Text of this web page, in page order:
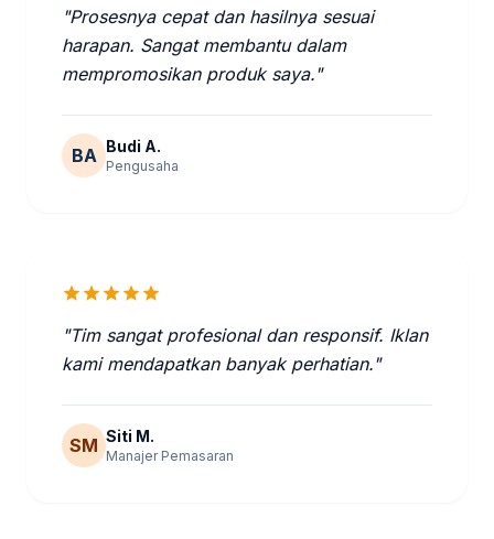
"Prosesnya cepat dan hasilnya sesuai
harapan. Sangat membantu dalam
mempromosikan produk saya."
BA Budi A.
Pengusaha
starstarstarstarstar
"Tim sangat profesional dan responsif. Iklan
kami mendapatkan banyak perhatian."
SM Siti M.
Manajer Pemasaran